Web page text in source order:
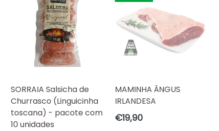
SORRAIA Salsicha de
Churrasco (Linguicinha
toscana) - pacote com
10 unidades
MAMINHA ÂNGUS
IRLANDESA
Preço
normal
€19,90